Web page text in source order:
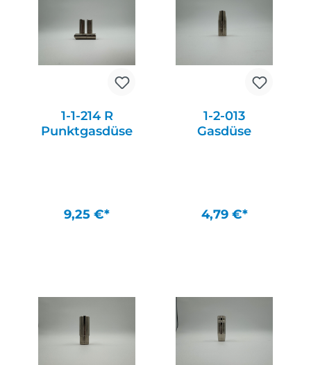
1-1-214 R
Punktgasdüse
9,25 €*
1-2-013
Gasdüse
4,79 €*